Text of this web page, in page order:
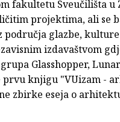
fakultetu Sveučilišta u
projektima, ali se
područja glazbe,
izdavaštvom
Glasshopper,
prvu knjigu "VUizam -
zbirke eseja o